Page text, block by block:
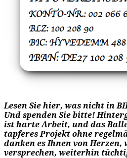
Lesen Sie hier, was nicht in
Und spenden Sie bitte!
ist harte Arbeit, und das
tapferes Projekt ohne
danken es Ihnen von Herzen,
versprechen, weiterhin